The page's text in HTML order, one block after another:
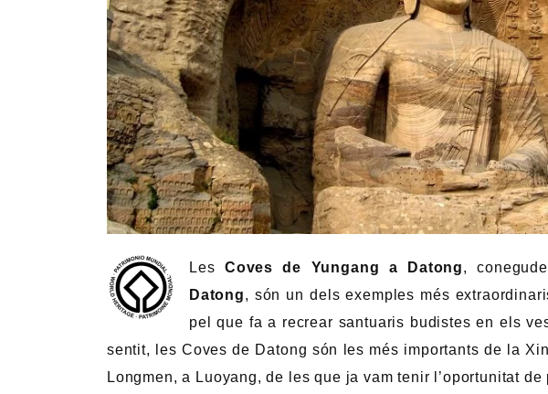
Les Coves de Yungang a Datong,
Datong, són un dels exemples més
pel que fa a recrear santuaris budistes en els
sentit, les Coves de Datong són les més importants de la
Longmen, a Luoyang, de les que ja vam tenir l’oportunitat de